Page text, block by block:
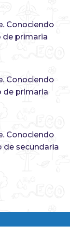
Conociendo
de primaria
Conociendo
de primaria
Conociendo
de secundaria